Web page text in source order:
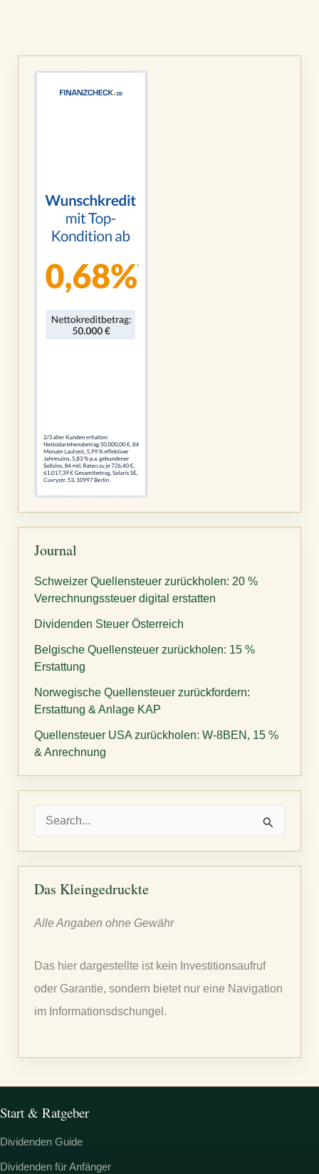
Journal
Schweizer Quellensteuer zurückholen: 20 %
Verrechnungssteuer digital erstatten
Dividenden Steuer Österreich
Belgische Quellensteuer zurückholen: 15 %
Erstattung
Norwegische Quellensteuer zurückfordern:
Erstattung & Anlage KAP
Quellensteuer USA zurückholen: W-8BEN, 15 %
& Anrechnung
h
n
Das Kleingedruckte
Alle Angaben ohne Gewähr
Das hier dargestellte ist kein Investitionsaufruf
oder Garantie, sondern bietet nur eine Navigation
im Informationsdschungel.
Start & Ratgeber
Dividenden Guide
Dividenden für Anfänger